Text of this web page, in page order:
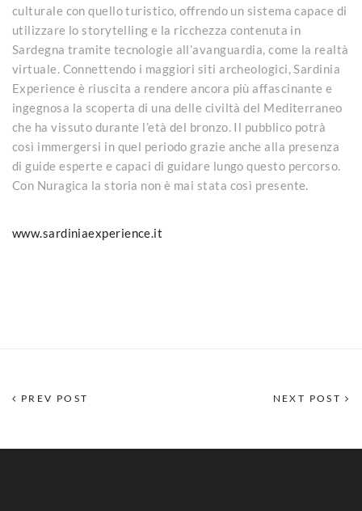
culturale con quello turistico, offrendo un sistema capace di
utilizzare lo storytelling e la ricchezza contenuta in
Sardegna tramite tecnologie all’avanguardia, come la realtà
virtuale. Connettendo i maggiori siti archeologici, Sardinia
Experience è riuscita a rendere ancora più affascinante e
ingegnosa la scoperta di una delle civiltà del Mediterraneo
che ha vissuto durante l’età del bronzo. Il pubblico potrà
così immergersi in quel periodo grazie anche alla presenza
di guide esperte e capaci di guidare lungo questo percorso.
Con Nuragica la storia non è mai stata così presente.
www.sardiniaexperience.it
PREV POST NEXT POST